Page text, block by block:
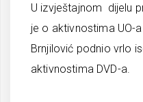
U izvještajnom dijelu
je o aktivnostima UO-
Brnjilović podnio vrlo
aktivnostima DVD-a.